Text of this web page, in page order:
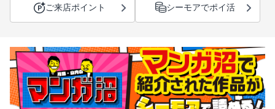
ご来店ポイント シーモアでポイ活